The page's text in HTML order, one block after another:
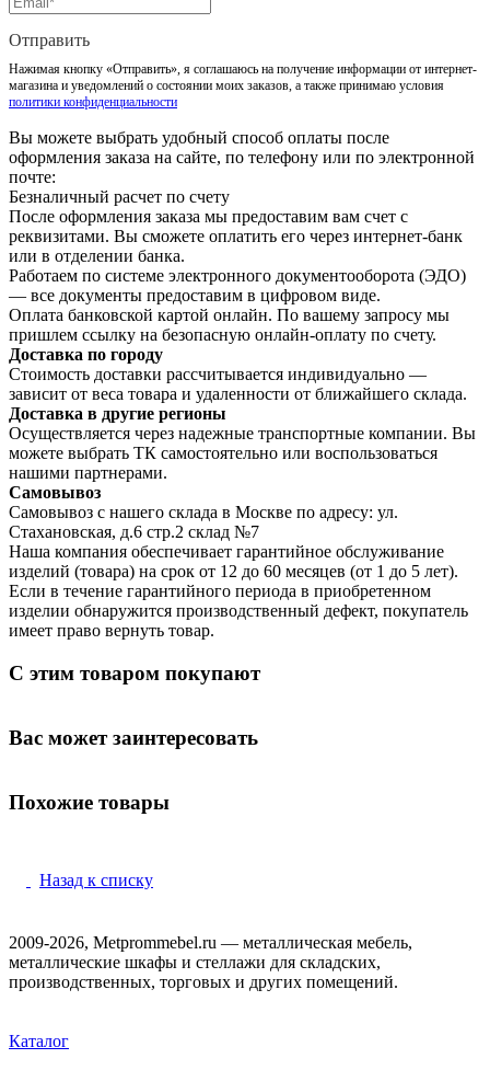
Отправить
Нажимая кнопку «Отправить», я соглашаюсь на получение информации от интернет-
магазина и уведомлений о состоянии моих заказов, а также принимаю условия
политики конфиденциальности
Вы можете выбрать удобный способ оплаты после
оформления заказа на сайте, по телефону или по электронной
почте:
Безналичный расчет по счету
После оформления заказа мы предоставим вам счет с
реквизитами. Вы сможете оплатить его через интернет-банк
или в отделении банка.
Работаем по системе электронного документооборота (ЭДО)
— все документы предоставим в цифровом виде.
Оплата банковской картой онлайн. По вашему запросу мы
пришлем ссылку на безопасную онлайн-оплату по счету.
Доставка по городу
Стоимость доставки рассчитывается индивидуально —
зависит от веса товара и удаленности от ближайшего склада.
Доставка в другие регионы
Осуществляется через надежные транспортные компании. Вы
можете выбрать ТК самостоятельно или воспользоваться
нашими партнерами.
Самовывоз
Самовывоз с нашего склада в Москве по адресу: ул.
Стахановская, д.6 стр.2 склад №7
Наша компания обеспечивает гарантийное обслуживание
изделий (товара) на срок от 12 до 60 месяцев (от 1 до 5 лет).
Если в течение гарантийного периода в приобретенном
изделии обнаружится производственный дефект, покупатель
имеет право вернуть товар.
С этим товаром покупают
Вас может заинтересовать
Похожие товары
Назад к списку
2009-2026, Metprommebel.ru — металлическая мебель,
металлические шкафы и стеллажи для складских,
производственных, торговых и других помещений.
Каталог